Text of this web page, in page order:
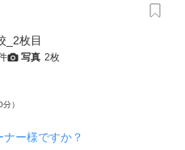
写真 2枚
）
ー様ですか？